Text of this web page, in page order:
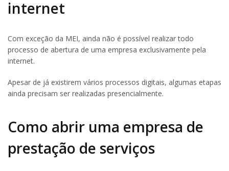
internet
Com exceção da MEI, ainda não é possível realizar todo
processo de abertura de uma empresa exclusivamente pela
internet.
Apesar de já existirem vários processos digitais, algumas etapas
ainda precisam ser realizadas presencialmente.
Como abrir uma empresa de
prestação de serviços